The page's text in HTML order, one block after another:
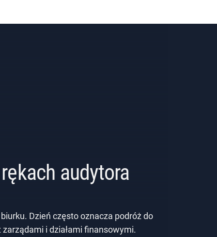
audytora
Dzień często oznacza podróż do
i działami finansowymi.